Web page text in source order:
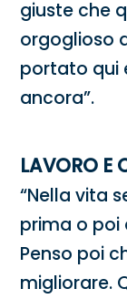
giuste che
orgoglioso
portato qui
ancora”.
LAVORO E
“Nella vita
prima o poi
Penso poi
migliorare.